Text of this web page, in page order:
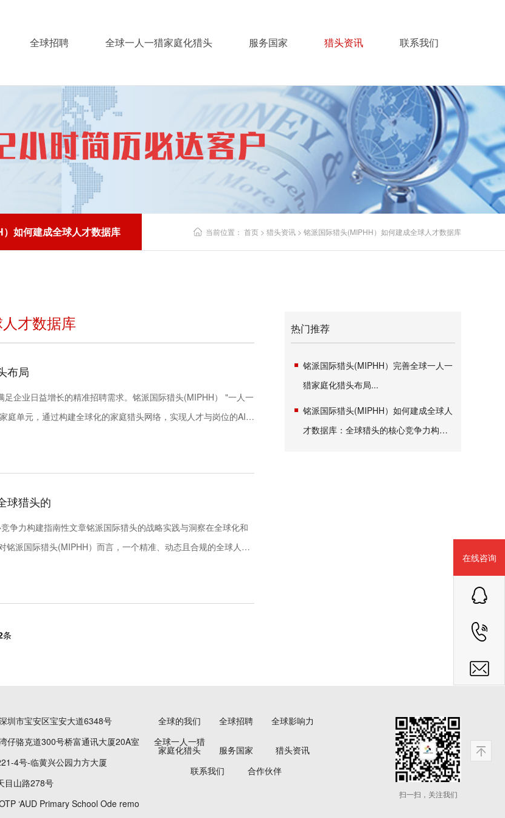
全球招聘 全球一人一猎家庭化猎头 服务国家 猎头资讯 联系我们
在线咨询
如何建成全球人才数据库 当前位置： 首页 > 猎头资讯 > 铭派国际猎头(MIPHH）如何建成全球人才数据库
才数据库
布局
企业日益增长的精准招聘需求。铭派国际猎头(MIPHH） "一人一
单元，通过构建全球化的家庭猎头网络，实现人才与岗位的AI精
球猎头的
争力构建指南性文章铭派国际猎头的战略实践与洞察在全球化和
派国际猎头(MIPHH）而言，一个精准、动态且合规的全球人才
条
热门推荐
铭派国际猎头(MIPHH）完善全球一人一
猎家庭化猎头布局...
铭派国际猎头(MIPHH）如何建成全球人
才数据库：全球猎头的核心竞争力构建
圳市宝安区宝安大道6348号
仔骆克道300号桥富通讯大厦20A室
4号-临黄兴公园力方大厦
目山路278号
‘AUD Primary School Ode remo
全球的我们 全球招聘
全球影响力
全球一人一猎
家庭化猎头 服务国家
猎头资讯
联系我们
合作伙伴
扫一扫，关注我们